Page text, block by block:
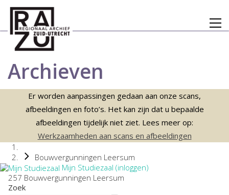
Archieven
Er worden aanpassingen gedaan aan onze scans,
afbeeldingen en foto’s. Het kan zijn dat u bepaalde
afbeeldingen tijdelijk niet ziet. Lees meer op:
Werkzaamheden aan scans en afbeeldingen
Bouwvergunningen Leersum
Mijn Studiezaal (inloggen)
257 Bouwvergunningen Leersum
Zoek